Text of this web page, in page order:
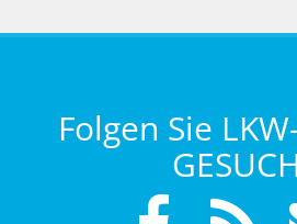
Folgen Sie